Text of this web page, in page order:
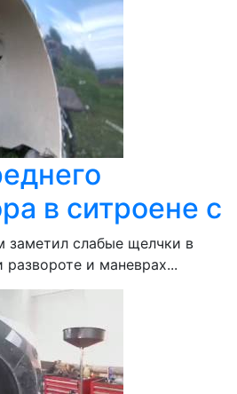
в ситроене с
заметил слабые щелчки в
и маневрах...